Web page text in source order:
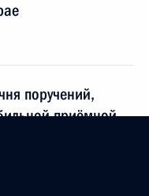
поручений,
приёмной